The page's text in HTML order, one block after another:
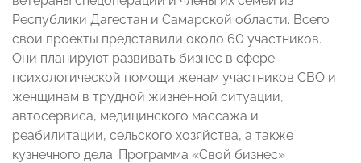
Республики Дагестан и Самарской области. Всего
свои проекты представили около 60 участников.
Они планируют развивать бизнес в сфере
психологической помощи женам участников СВО и
женщинам в трудной жизненной ситуации,
автосервиса, медицинского массажа и
реабилитации, сельского хозяйства, а также
кузнечного дела. Программа «Свой бизнес»